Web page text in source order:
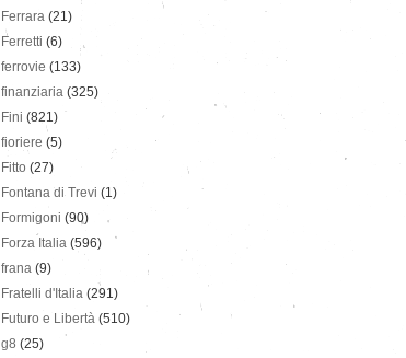
Ferrara (21)
Ferretti (6)
ferrovie (133)
finanziaria (325)
Fini (821)
fioriere (5)
Fitto (27)
Fontana di Trevi (1)
Formigoni (90)
Forza Italia (596)
frana (9)
Fratelli d'Italia (291)
Futuro e Libertà (510)
g8 (25)